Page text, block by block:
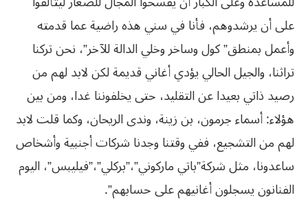
على أن يرشدوهم، فأنا في سني هذه راضية عما قدمته
وأعمل بمنطق” كول وساخر وخلي الدالة للآخر”، نحن تركنا
تراثنا، والجيل الحالي يؤدي أغاني قديمة لكن لابد لهم من
رصيد ذاتي بعيدا عن التقليد، حتى يخلفوننا غدا، ومن بين
هؤلاء: أسماء جرمون، بن زينة، وندى الريحان، وكما قلت لابد
لهم من التشجيع، ففي وقتنا وجدنا شركات أجنبية وأشخاص
ساعدونا، مثل شركة”باتي ماركوني”،”بركلي”،”فيليبس”، اليوم
الفنانون يسجلون أغانيهم على حسابهم”.